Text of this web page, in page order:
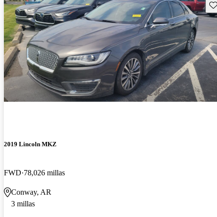
2019 Lincoln MKZ
FWD 78,026 millas
Conway, AR
3 millas